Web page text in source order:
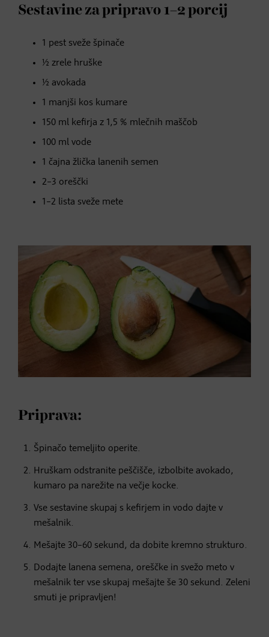
Sestavine za pripravo 1–2 porcij
1 pest sveže špinače
½ zrele hruške
½ avokada
1 manjši kos kumare
150 ml kefirja z 1,5 % mlečnih maščob
100 ml vode
1 čajna žlička lanenih semen
2–3 oreščki
1–2 lista sveže mete
Priprava:
Špinačo temeljito operite.
Hruškam odstranite peščišče, izbolbite avokado,
kumaro pa narežite na večje kocke.
Vse sestavine skupaj s kefirjem in vodo dajte v
mešalnik.
Mešajte 30–60 sekund, da dobite kremno strukturo.
Dodajte lanena semena, oreščke in svežo meto v
mešalnik ter vse skupaj mešajte še 30 sekund. Zeleni
smuti je pripravljen!